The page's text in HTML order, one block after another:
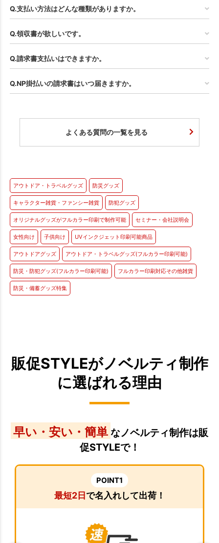
Q.支払い方法はどんな種類がありますか。
Q.領収書が欲しいです。
Q.請求書支払いはできますか。
Q.NP掛払いの請求書はいつ届きますか。
よくある質問の一覧を見る
アウトドア・トラベルグッズ 防災グッズ
キャラクター雑貨・ファンシー雑貨 防犯グッズ
オリジナルグッズがフルカラー印刷で制作可能 セミナー・会社説明会
女性向け 子供向け UVインクジェット印刷可能商品
アウトドアグッズ アウトドア・トラベルグッズ(フルカラー印刷可能)
防災・防犯グッズ(フルカラー印刷可能) フルカラー印刷対応その他雑貨
防災・備蓄グッズ特集
販促STYLEがノベルティ制作
に選ばれる理由
早い・安い・簡単 なノベルティ制作は販
促STYLEで！
POINT1
最短2日で名入れして出荷！